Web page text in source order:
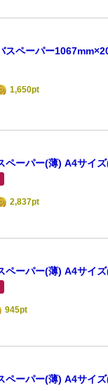
スペーパー
1,650pt
ーパー(薄) A4サイ
2,837pt
ーパー(薄) A4サイズ
945pt
ペーパー(薄) A4サイ